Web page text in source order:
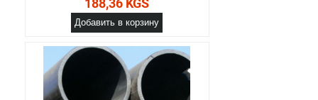
Добавить в корзину